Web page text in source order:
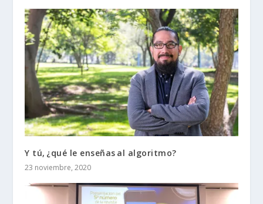
Y tú, ¿qué le enseñas al algoritmo?
23 noviembre, 2020